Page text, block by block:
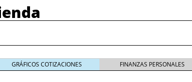
GRÁFICOS COTIZACIONES FINANZAS PERSONALES